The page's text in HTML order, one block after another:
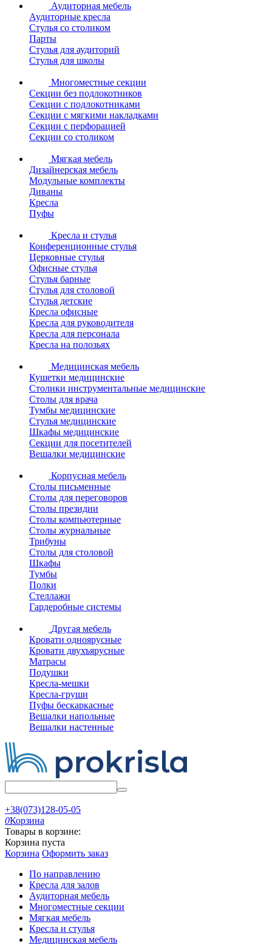
Аудиторная мебель
Аудиторные кресла
Стулья со столиком
Парты
Стулья для аудиторий
Стулья для школы
Многоместные секции
Секции без подлокотников
Секции с подлокотниками
Секции с мягкими накладками
Секции с перфорацией
Секции со столиком
Мягкая мебель
Дизайнерская мебель
Модульные комплекты
Диваны
Кресла
Пуфы
Кресла и стулья
Конференционные стулья
Церковные стулья
Офисные стулья
Стулья барные
Стулья для столовой
Стулья детские
Кресла офисные
Кресла для руководителя
Кресла для персонала
Кресла на полозьях
Медицинская мебель
Кушетки медицинские
Столики инструментальные медицинские
Столы для врача
Тумбы медицинские
Стулья медицинские
Шкафы медицинские
Секции для посетителей
Вешалки медицинские
Корпусная мебель
Столы письменные
Столы для переговоров
Столы президии
Столы компьютерные
Столы журнальные
Трибуны
Столы для столовой
Шкафы
Тумбы
Полки
Стеллажи
Гардеробные системы
Другая мебель
Кровати одноярусные
Кровати двухъярусные
Матрасы
Подушки
Кресла-мешки
Кресла-груши
Пуфы бескаркасные
Вешалки напольные
Вешалки настенные
+38(073)128-05-05
0Корзина
Товары в корзине:
Корзина пуста
Корзина Оформить заказ
По направлению
Кресла для залов
Аудиторная мебель
Многоместные секции
Мягкая мебель
Кресла и стулья
Медицинская мебель